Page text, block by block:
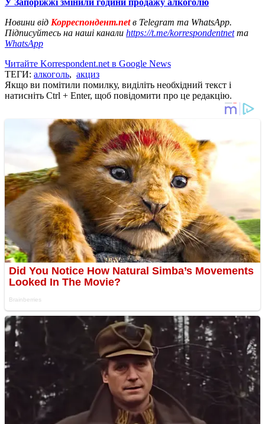
Новини від Корреспондент.netв Telegram та WhatsApp.
Підписуйтесь на наші канали https://t.me/korrespondentnetта
WhatsApp
Читайте Korrespondent.net в Google News
ТЕГИ: алкоголь, акциз
Якщо ви помітили помилку, виділіть необхідний текст і
натисніть Ctrl + Enter, щоб повідомити про це редакцію.